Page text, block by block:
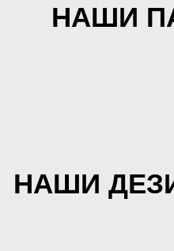
НАШИ
НАШИ